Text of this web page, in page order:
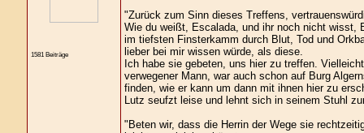
1581 Beiträge
"Zurück zum Sinn dieses Treffens,
Wie du weißt, Escalada, und ihr noch nicht wisst,
im tiefsten Finsterkamm durch Blut, Tod und
lieber bei mir wissen würde, als diese.
Ich habe sie gebeten, uns hier zu treffen.
verwegener Mann, war auch schon auf Burg
finden, wie er kann um dann mit ihnen hier zu
Lutz seufzt leise und lehnt sich in seinem Stuhl
"Beten wir, dass die Herrin der Wege sie